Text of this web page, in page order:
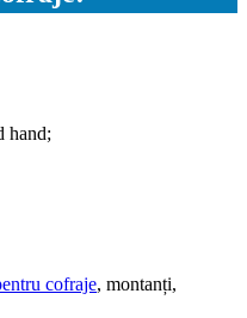
hand;
cofraje, montanți,